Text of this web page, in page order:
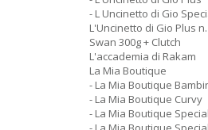
- L Uncinetto di Gio
L'Uncinetto di Gio Plus
Swan 300g + Clutch
L'accademia di Rakam
La Mia Boutique
- La Mia Boutique
- La Mia Boutique Curvy
- La Mia Boutique